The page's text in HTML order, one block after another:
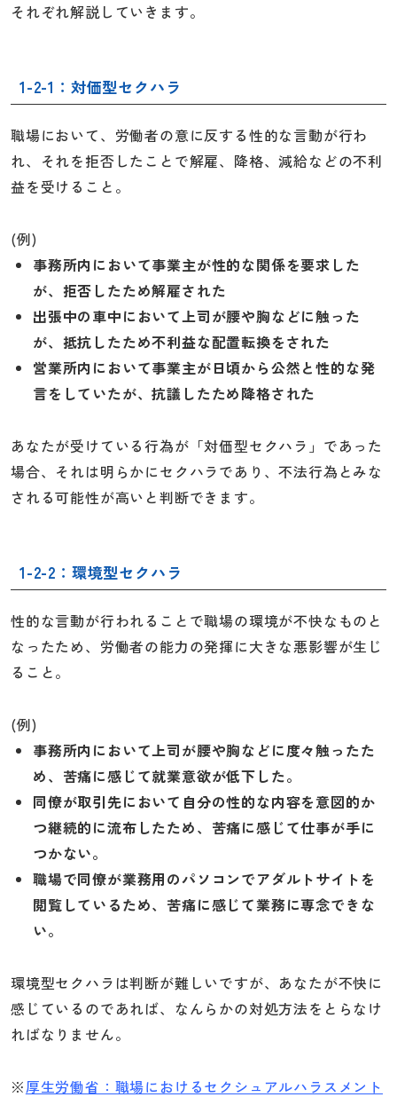
それぞれ解説していきます。
1-2-1：対価型セクハラ
職場において、労働者の意に反する性的な言動が行わ
れ、それを拒否したことで解雇、降格、減給などの不利
益を受けること。
(例)
事務所内において事業主が性的な関係を要求した
が、拒否したため解雇された
出張中の車中において上司が腰や胸などに触った
が、抵抗したため不利益な配置転換をされた
営業所内において事業主が日頃から公然と性的な発
言をしていたが、抗議したため降格された
あなたが受けている行為が「対価型セクハラ」であった
場合、それは明らかにセクハラであり、不法行為とみな
される可能性が高いと判断できます。
1-2-2：環境型セクハラ
性的な言動が行われることで職場の環境が不快なものと
なったため、労働者の能力の発揮に大きな悪影響が生じ
ること。
(例)
事務所内において上司が腰や胸などに度々触ったた
め、苦痛に感じて就業意欲が低下した。
同僚が取引先において自分の性的な内容を意図的か
つ継続的に流布したため、苦痛に感じて仕事が手に
つかない。
職場で同僚が業務用のパソコンでアダルトサイトを
閲覧しているため、苦痛に感じて業務に専念できな
い。
環境型セクハラは判断が難しいですが、あなたが不快に
感じているのであれば、なんらかの対処方法をとらなけ
ればなりません。
※厚生労働省：職場におけるセクシュアルハラスメント